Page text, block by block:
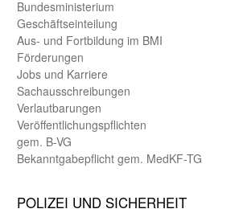
Bundes­ministerium
Geschäfts­einteilung
Aus- und Fortbildung im BMI
Förderungen
Jobs und Karriere
Sachaus­schreibungen
Verlautbarungen
Veröffentlichungspflichten
gem. B-VG
Bekanntgabepflicht gem. MedKF-TG
POLIZEI UND SICHER­HEIT